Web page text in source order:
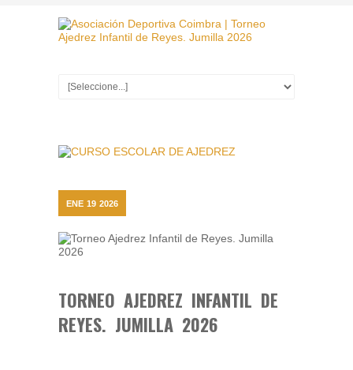
ENE 19 2026
TORNEO AJEDREZ INFANTIL DE
REYES. JUMILLA 2026